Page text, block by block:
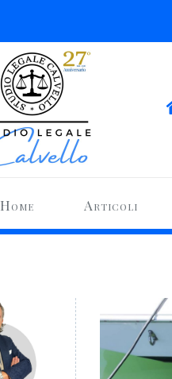
Home Articoli